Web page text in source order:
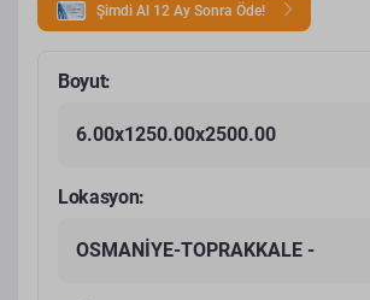
Şimdi Al 12 Ay Sonra Öde!
Boyut:
6.00x1250.00x2500.00
Lokasyon:
OSMANİYE-TOPRAKKALE -